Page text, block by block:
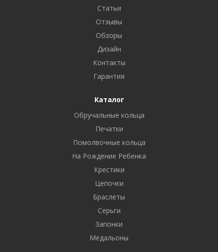
Статьи
Отзывы
Обзоры
Дизайн
Контакты
Гарантия
Каталог
Обручальные кольца
Печатки
Помолвочные кольца
На Рождение Ребенка
Крестики
Цепочки
Браслеты
Серьги
Запонки
Медальоны